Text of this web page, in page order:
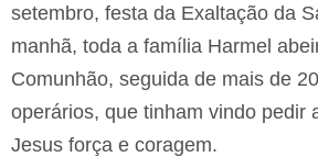
setembro, festa da Exaltação da
manhã, toda a família Harmel
Comunhão, seguida de mais de
operários, que tinham vindo pedir
Jesus força e coragem.